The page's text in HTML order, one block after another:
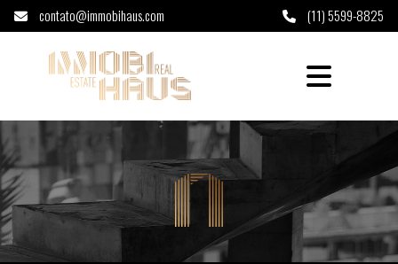
contato@immobihaus.com (11) 5599-8825
Casa De Vila à venda em Morumbi - São